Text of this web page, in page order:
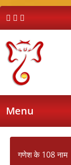
Menu
गणेश के 108 नाम